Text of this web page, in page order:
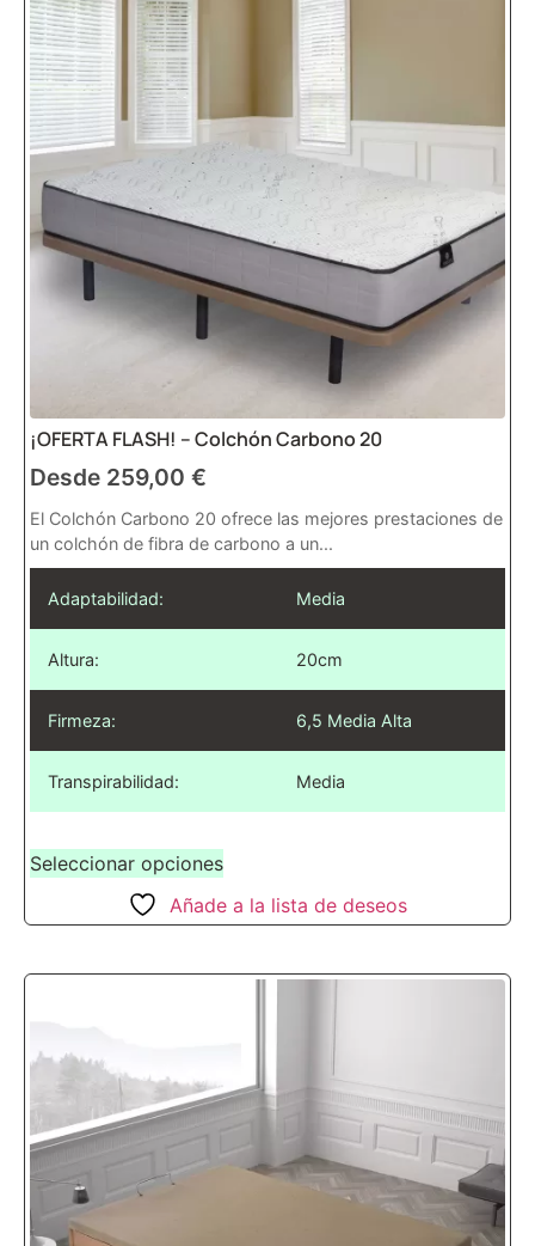
¡OFERTA FLASH! – Colchón Carbono 20
Desde 259,00 €
El Colchón Carbono 20 ofrece las mejores prestaciones de
un colchón de fibra de carbono a un...
Adaptabilidad: Media
Altura: 20cm
Firmeza: 6,5 Media Alta
Transpirabilidad: Media
Seleccionar opciones
Añade a la lista de deseos